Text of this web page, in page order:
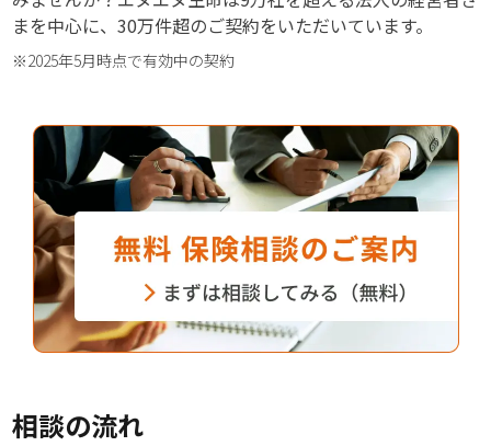
まを中心に、30万件超のご契約をいただいています。
※2025年5月時点で有効中の契約
相談の流れ